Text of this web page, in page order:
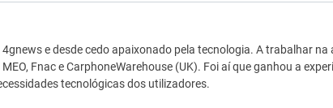
que procuro
e desde cedo apaixonado pela tecnologia. A trabalhar na
Fnac e CarphoneWarehouse (UK). Foi aí que ganhou a
tecnológicas dos utilizadores.